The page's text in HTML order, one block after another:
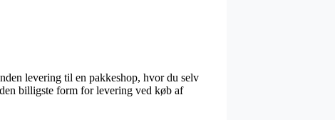
levering til en pakkeshop, hvor du selv
billigste form for levering ved køb af